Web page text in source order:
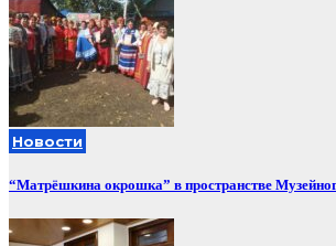
Новости
“Матрёшкина окрошка” в пространстве